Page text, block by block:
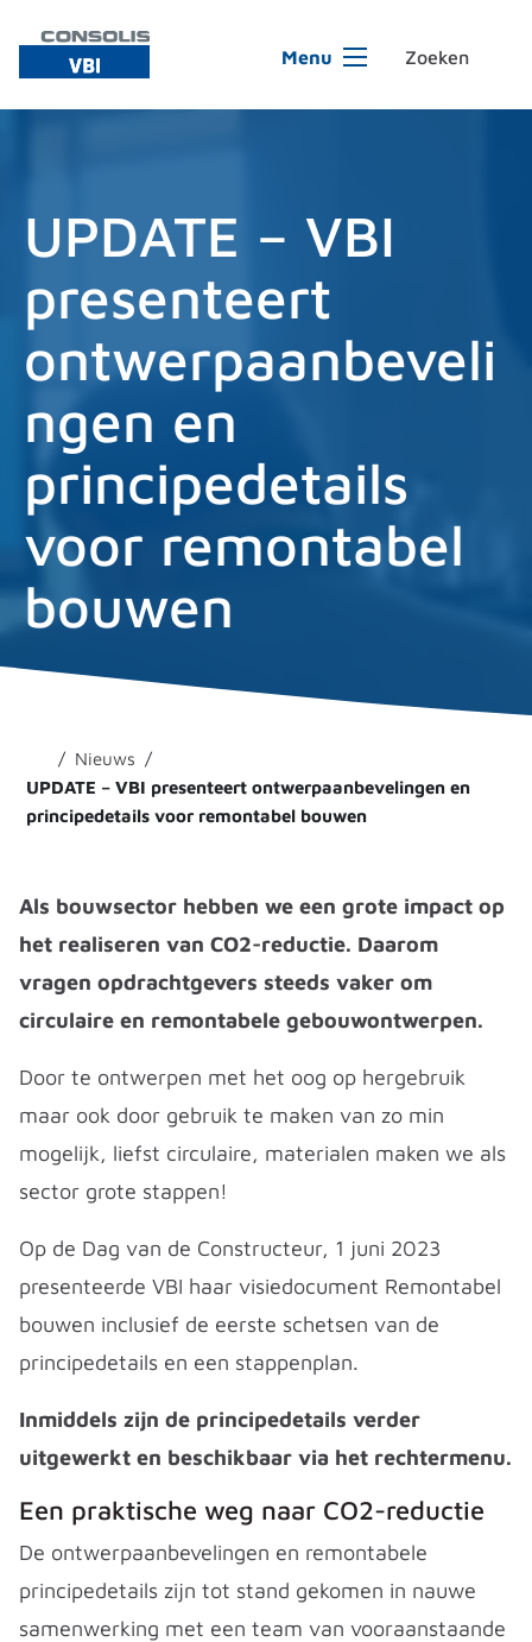
Menu
UPDATE – VBI
presenteert
ontwerpaanbeveli
ngen en
principedetails
voor remontabel
bouwen
Nieuws
UPDATE – VBI presenteert ontwerpaanbevelingen en
principedetails voor remontabel bouwen
Als bouwsector hebben we een grote impact op
het realiseren van CO2-reductie. Daarom
vragen opdrachtgevers steeds vaker om
circulaire en remontabele gebouwontwerpen.
Door te ontwerpen met het oog op hergebruik
maar ook door gebruik te maken van zo min
mogelijk, liefst circulaire, materialen maken we als
sector grote stappen!
Op de Dag van de Constructeur, 1 juni 2023
presenteerde VBI haar visiedocument Remontabel
bouwen inclusief de eerste schetsen van de
principedetails en een stappenplan.
Inmiddels zijn de principedetails verder
uitgewerkt en beschikbaar via het rechtermenu.
Een praktische weg naar CO2-reductie
De ontwerpaanbevelingen en remontabele
principedetails zijn tot stand gekomen in nauwe
samenwerking met een team van vooraanstaande